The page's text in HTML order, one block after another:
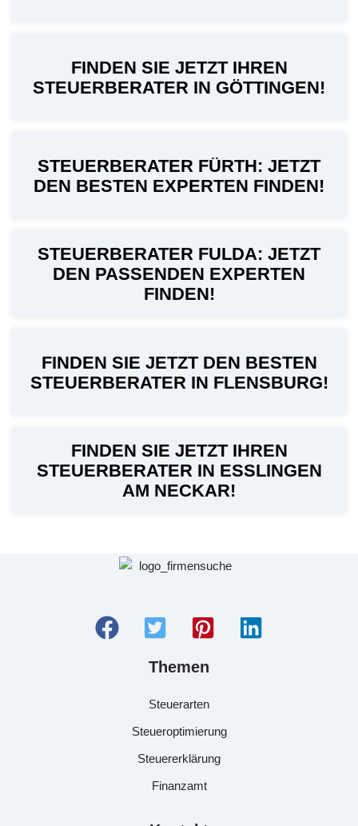
FINDEN SIE JETZT IHREN
STEUERBERATER IN GÖTTINGEN!
STEUERBERATER FÜRTH: JETZT
DEN BESTEN EXPERTEN FINDEN!
STEUERBERATER FULDA: JETZT
DEN PASSENDEN EXPERTEN
FINDEN!
FINDEN SIE JETZT DEN BESTEN
STEUERBERATER IN FLENSBURG!
FINDEN SIE JETZT IHREN
STEUERBERATER IN ESSLINGEN
AM NECKAR!
Themen
Steuerarten
Steueroptimierung
Steuererklärung
Finanzamt